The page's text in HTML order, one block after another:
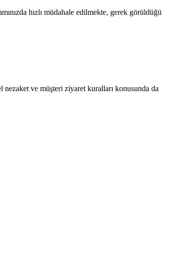
hızlı müdahale edilmekte, gerek görüldüğü
ve müşteri ziyaret kuralları konusunda da